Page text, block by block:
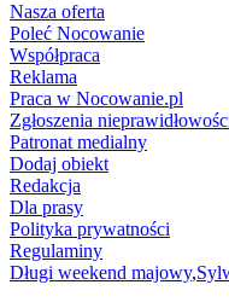
Nasza oferta
Poleć Nocowanie
Współpraca
Reklama
Praca w Nocowanie.pl
Zgłoszenia
Patronat medialny
Dodaj obiekt
Redakcja
Dla prasy
Polityka prywatności
Regulaminy
Długi weekend majowy,